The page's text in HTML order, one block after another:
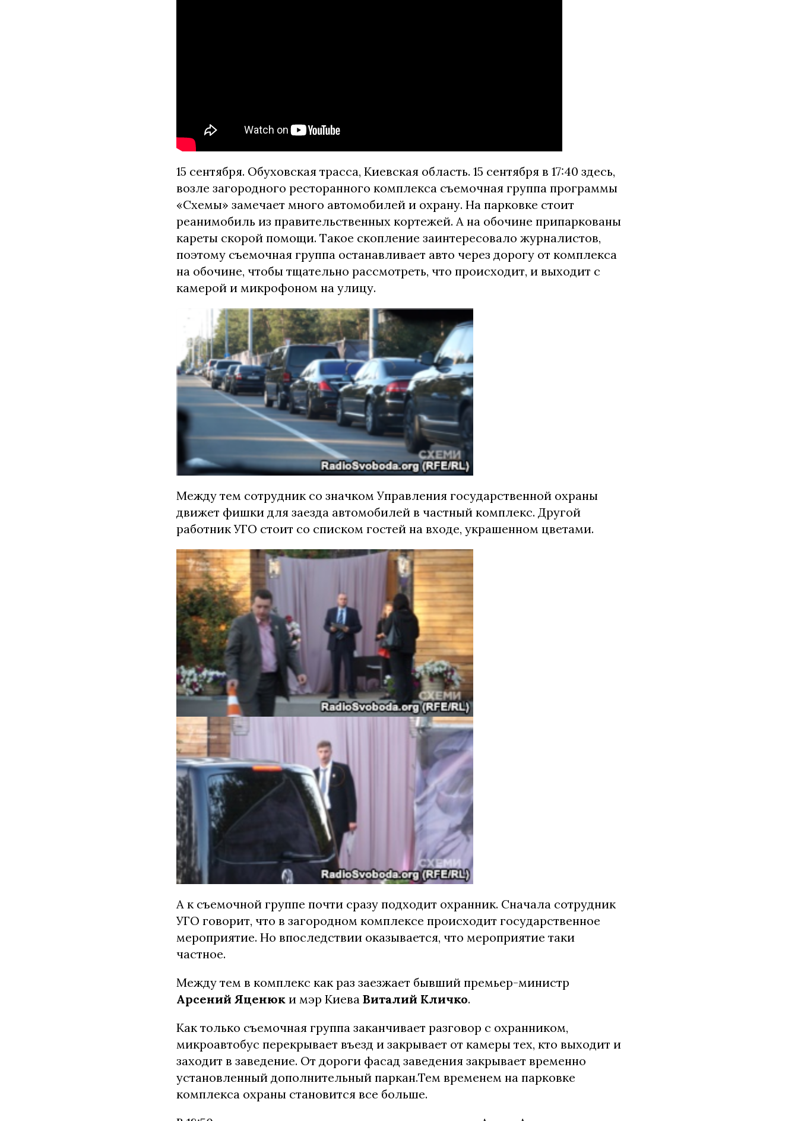
15 сентября. Обуховская трасса, Киевская область. 15 сентября в 17:40 здесь,
возле загородного ресторанного комплекса съемочная группа программы
«Схемы» замечает много автомобилей и охрану. На парковке стоит
реанимобиль из правительственных кортежей. А на обочине припаркованы
кареты скорой помощи. Такое скопление заинтересовало журналистов,
поэтому съемочная группа останавливает авто через дорогу от комплекса
на обочине, чтобы тщательно рассмотреть, что происходит, и выходит с
камерой и микрофоном на улицу.
Между тем сотрудник со значком Управления государственной охраны
движет фишки для заезда автомобилей в частный комплекс. Другой
работник УГО стоит со списком гостей на входе, украшенном цветами.
А к съемочной группе почти сразу подходит охранник. Сначала сотрудник
УГО говорит, что в загородном комплексе происходит государственное
мероприятие. Но впоследствии оказывается, что мероприятие таки
частное.
Между тем в комплекс как раз заезжает бывший премьер-министр
Арсений Яценюк и мэр Киева Виталий Кличко.
Как только съемочная группа заканчивает разговор с охранником,
микроавтобус перекрывает въезд и закрывает от камеры тех, кто выходит и
заходит в заведение. От дороги фасад заведения закрывает временно
установленный дополнительный паркан.Тем временем на парковке
комплекса охраны становится все больше.